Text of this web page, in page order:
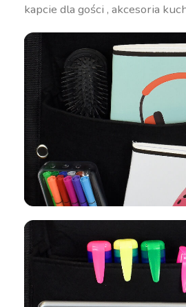
kapcie dla gości , akcesoria